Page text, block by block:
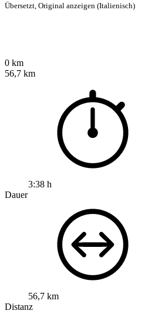
Übersetzt, Original anzeigen (Italienisch)
0 km
56,7 km
3:38 h
Dauer
56,7 km
Distanz